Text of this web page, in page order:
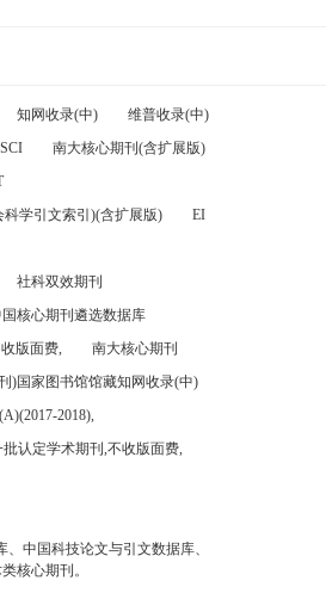
知网收录(中)
维普收录(中)
南大核心期刊(含扩展版)
学引文索引)(含扩展版)
EI
社科双效期刊
核心期刊遴选数据库
版面费,
南大核心期刊
)国家图书馆馆藏知网收录(中)
2018),
认定学术期刊,不收版面费,
中国科技论文与引文数据库、
核心期刊。